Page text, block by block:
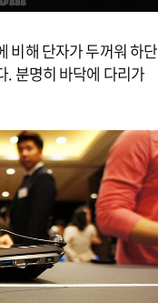
비해 단자가 두꺼워 하단
. 분명히 바닥에 다리가